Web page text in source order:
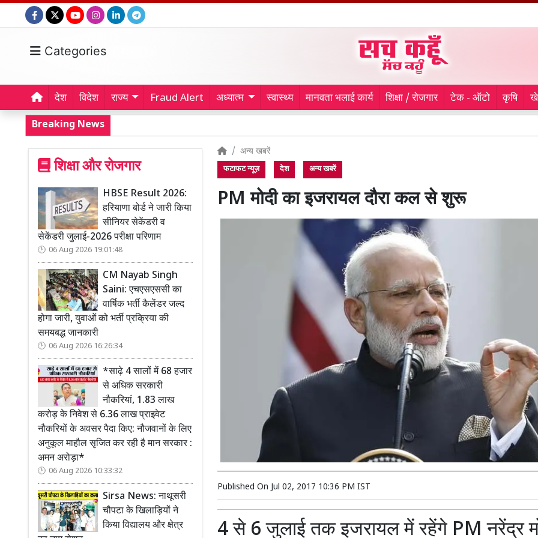
Categories
देश विदेश राज्य Fraud Alert अध्यात्म स्वास्थ्य मानवता भलाई कार्य शिक्षा / रोजगार टेक - ऑटो कृषि
Breaking News
शिक्षा और रोजगार
HBSE Result 2026:
हरियाणा बोर्ड ने जारी किया
सीनियर सेकेंडरी व
सेकेंडरी जुलाई-2026 परीक्षा परिणाम
06 Aug 2026 19:01:48
CM Nayab Singh
Saini: एचएसएससी का
वार्षिक भर्ती कैलेंडर जल्द
होगा जारी, युवाओं को भर्ती प्रक्रिया की
समयबद्ध जानकारी
06 Aug 2026 16:26:34
*साढ़े 4 सालों में 68 हजार
से अधिक सरकारी
नौकरियां, 1.83 लाख
करोड़ के निवेश से 6.36 लाख प्राइवेट
नौकरियों के अवसर पैदा किए: नौजवानों के लिए
अनुकूल माहौल सृजित कर रही है मान सरकार :
अमन अरोड़ा*
06 Aug 2026 10:33:32
Sirsa News: नाथूसरी
चौपटा के खिलाड़ियों ने
किया विद्यालय और क्षेत्र
अन्य खबरें
फटाफट न्यूज़ देश अन्य खबरें
PM मोदी का इजरायल दौरा कल से शुरू
Published On Jul 02, 2017 10:36 PM IST
4 से 6 जुलाई तक इजरायल में रहेंगे PM नरेंद्र